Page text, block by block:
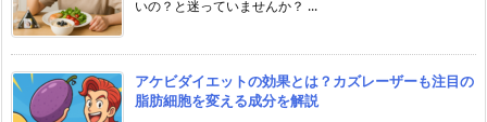
いの？と迷っていませんか？ ...
アケビダイエットの効果とは？カズレーザーも注目の
脂肪細胞を変える成分を解説